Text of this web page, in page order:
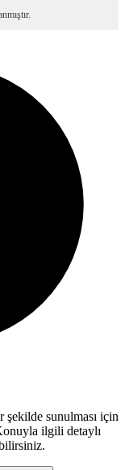
sunulması için
ilgili detaylı